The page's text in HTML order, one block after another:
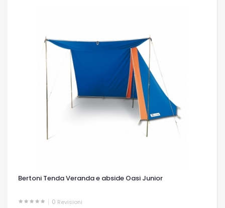
Bertoni Tenda Veranda e abside Oasi Junior
0 Revisioni